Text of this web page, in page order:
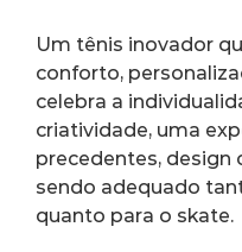
Um tênis inovador
conforto,
celebra a
criatividade, uma
precedentes, design
sendo adequado
quanto para o skate.